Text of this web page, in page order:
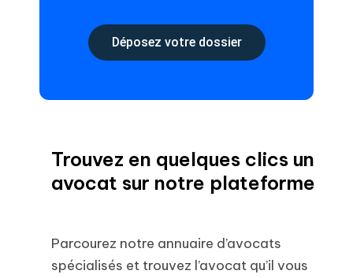
Déposez votre dossier
Trouvez en quelques clics un
avocat sur notre plateforme
Parcourez notre annuaire d’avocats
spécialisés et trouvez l’avocat qu’il vous